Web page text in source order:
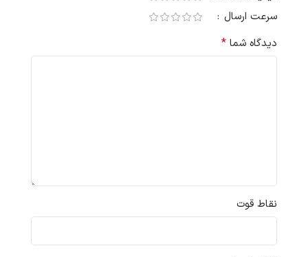
سرعت ارسال
دیدگاه شما *
نقاط قوت